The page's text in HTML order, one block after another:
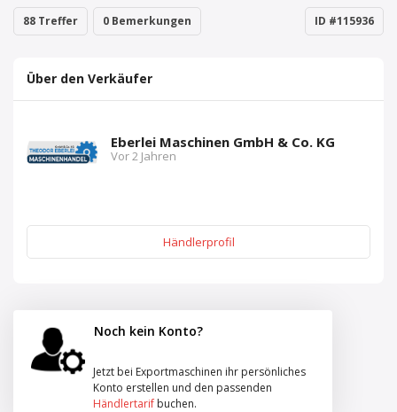
88 Treffer 0 Bemerkungen ID #115936
Über den Verkäufer
Eberlei Maschinen GmbH & Co. KG
Vor 2 Jahren
Händlerprofil
Noch kein Konto?
Jetzt bei Exportmaschinen ihr persönliches
Konto erstellen und den passenden
Händlertarif buchen.